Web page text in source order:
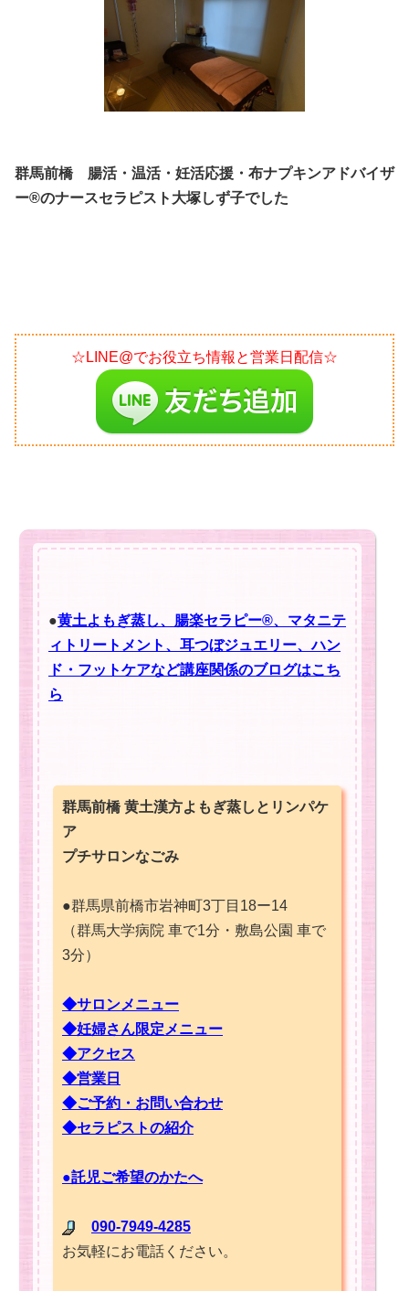
群馬前橋 腸活・温活・妊活応援・布ナプキンアドバイザ
ー®のナースセラピスト大塚しず子でした
☆LINE@でお役立ち情報と営業日配信☆
●黄土よもぎ蒸し、腸楽セラピー®︎、マタニテ
ィトリートメント、耳つぼジュエリー、ハン
ド・フットケアなど講座関係のブログはこち
ら
群馬前橋 黄土漢方よもぎ蒸しとリンパケ
ア
プチサロンなごみ
●群馬県前橋市岩神町3丁目18ー14
（群馬大学病院 車で1分・敷島公園 車で
3分）
◆サロンメニュー
◆妊婦さん限定メニュー
◆アクセス
◆営業日
◆ご予約・お問い合わせ
◆セラピストの紹介
●託児ご希望のかたへ
090-7949-4285
お気軽にお電話ください。